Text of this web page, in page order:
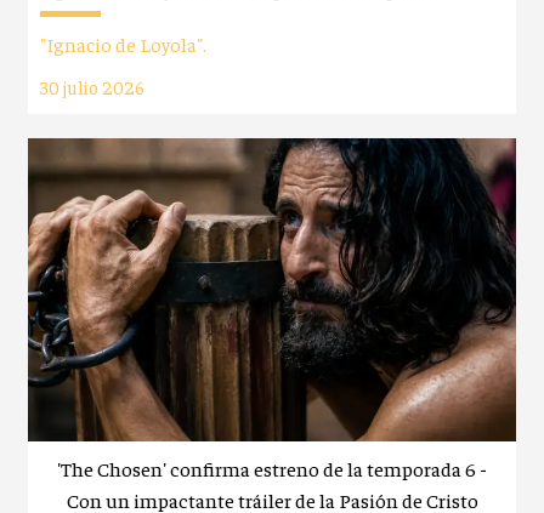
"Ignacio de Loyola".
30 julio 2026
'The Chosen' confirma estreno de la temporada 6 -
Con un impactante tráiler de la Pasión de Cristo